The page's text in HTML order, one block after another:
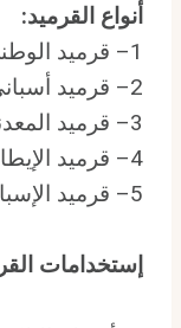
أنواع القرميد:
1– قرميد الوطني.
2– قرميد أسباني مصنوع من السيراميك.
3– قرميد المعدني.
4– قرميد الإيطالي.
5– قرميد الإسباني الأحمر.
إستخدامات